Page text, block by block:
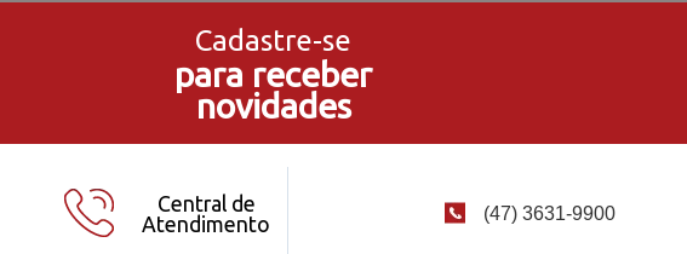
Cadastre-se
para receber
novidades
Central de
Atendimento
(47) 3631-9900